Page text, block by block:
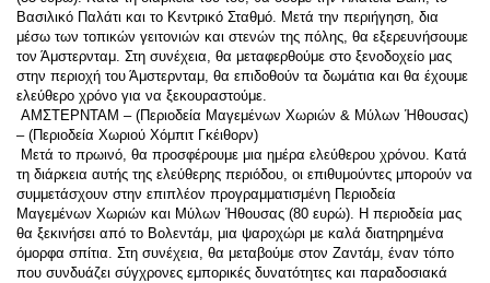
Βασιλικό Παλάτι και το Κεντρικό Σταθμό. Μετά την περιήγηση, δια
μέσω των τοπικών γειτονιών και στενών της πόλης, θα εξερευνήσουμε
τον Άμστερνταμ. Στη συνέχεια, θα μεταφερθούμε στο ξενοδοχείο μας
στην περιοχή του Άμστερνταμ, θα επιδοθούν τα δωμάτια και θα έχουμε
ελεύθερο χρόνο για να ξεκουραστούμε.
– (Περιοδεία Χωριού Χόμπιτ Γκέιθορν)
τη διάρκεια αυτής της ελεύθερης περιόδου, οι επιθυμούντες μπορούν να
συμμετάσχουν στην επιπλέον προγραμματισμένη Περιοδεία
Μαγεμένων Χωριών και Μύλων Ήθουσας (80 ευρώ). Η περιοδεία μας
θα ξεκινήσει από το Βολεντάμ, μια ψαροχώρι με καλά διατηρημένα
όμορφα σπίτια. Στη συνέχεια, θα μεταβούμε στον Ζαντάμ, έναν τόπο
που συνδυάζει σύγχρονες εμπορικές δυνατότητες και παραδοσιακά